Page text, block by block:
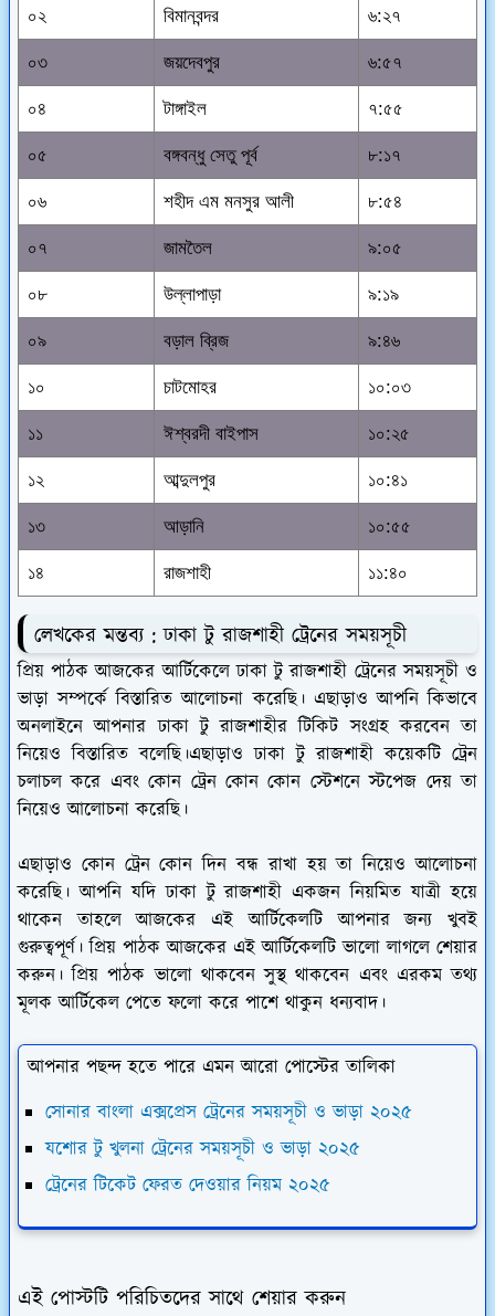
০২ বিমানবন্দর ৬:২৭
০৩ জয়দেবপুর ৬:৫৭
০৪ টাঙ্গাইল ৭:৫৫
০৫ বঙ্গবন্ধু সেতু পূর্ব ৮:১৭
০৬ শহীদ এম মনসুর আলী ৮:৫৪
০৭ জামতৈল ৯:০৫
০৮ উল্লাপাড়া ৯:১৯
০৯ বড়াল ব্রিজ ৯:৪৬
১০ চাটমোহর ১০:০৩
১১ ঈশ্বরদী বাইপাস ১০:২৫
১২ আব্দুলপুর ১০:৪১
১৩ আড়ানি ১০:৫৫
১৪ রাজশাহী ১১:৪০
লেখকের মন্তব্য : ঢাকা টু রাজশাহী ট্রেনের সময়সূচী
প্রিয় পাঠক আজকের আর্টিকেলে ঢাকা টু রাজশাহী ট্রেনের সময়সূচী ও
ভাড়া সম্পর্কে বিস্তারিত আলোচনা করেছি। এছাড়াও আপনি কিভাবে
অনলাইনে আপনার ঢাকা টু রাজশাহীর টিকিট সংগ্রহ করবেন তা
নিয়েও বিস্তারিত বলেছি।এছাড়াও ঢাকা টু রাজশাহী কয়েকটি ট্রেন
চলাচল করে এবং কোন ট্রেন কোন কোন স্টেশনে স্টপেজ দেয় তা
নিয়েও আলোচনা করেছি।
এছাড়াও কোন ট্রেন কোন দিন বন্ধ রাখা হয় তা নিয়েও আলোচনা
করেছি। আপনি যদি ঢাকা টু রাজশাহী একজন নিয়মিত যাত্রী হয়ে
থাকেন তাহলে আজকের এই আর্টিকেলটি আপনার জন্য খুবই
গুরুত্বপূর্ণ। প্রিয় পাঠক আজকের এই আর্টিকেলটি ভালো লাগলে শেয়ার
করুন। প্রিয় পাঠক ভালো থাকবেন সুস্থ থাকবেন এবং এরকম তথ্য
মূলক আর্টিকেল পেতে ফলো করে পাশে থাকুন ধন্যবাদ।
আপনার পছন্দ হতে পারে এমন আরো পোস্টের তালিকা
সোনার বাংলা এক্সপ্রেস ট্রেনের সময়সূচী ও ভাড়া ২০২৫
যশোর টু খুলনা ট্রেনের সময়সূচী ও ভাড়া ২০২৫
ট্রেনের টিকেট ফেরত দেওয়ার নিয়ম ২০২৫
এই পোস্টটি পরিচিতদের সাথে শেয়ার করুন